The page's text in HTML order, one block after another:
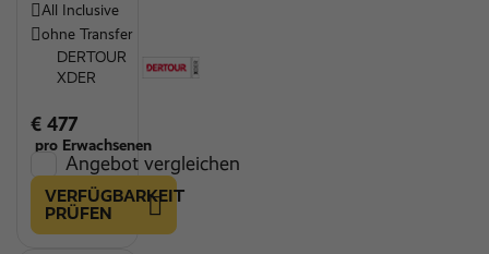
All Inclusive
ohne Transfer
DERTOUR
XDER
€ 477
pro Erwachsenen
Angebot vergleichen
VERFÜGBARKEIT
PRÜFEN